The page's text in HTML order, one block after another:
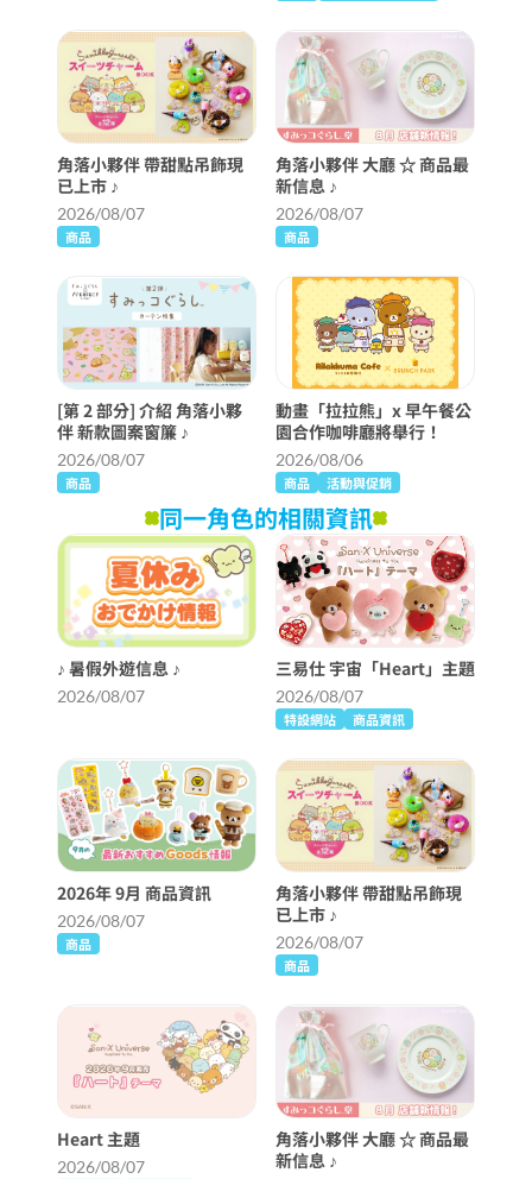
角落小夥伴 帶甜點吊飾現
已上市 ♪
2026/08/07
商品
角落小夥伴 大廳 ☆ 商品最
新信息 ♪
2026/08/07
商品
[第 2 部分] 介紹 角落小夥
伴 新款圖案窗簾 ♪
2026/08/07
商品
動畫「拉拉熊」x 早午餐公
園合作咖啡廳將舉行！
2026/08/06
商品 活動與促銷
同一角色的相關資訊
♪ 暑假外遊信息 ♪
2026/08/07
三易仕 宇宙「Heart」主題
2026/08/07
特設網站 商品資訊
2026年 9月 商品資訊
2026/08/07
商品
角落小夥伴 帶甜點吊飾現
已上市 ♪
2026/08/07
商品
Heart 主題
2026/08/07
角落小夥伴 大廳 ☆ 商品最
新信息 ♪